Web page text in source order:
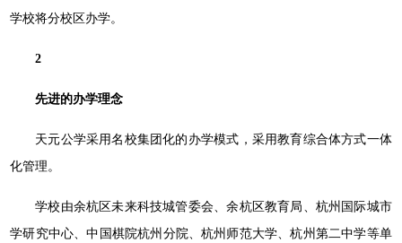
学校将分校区办学。
2
先进的办学理念
天元公学采用名校集团化的办学模式，采用教育综合体方式一体
化管理。
学校由余杭区未来科技城管委会、余杭区教育局、杭州国际城市
学研究中心、中国棋院杭州分院、杭州师范大学、杭州第二中学等单